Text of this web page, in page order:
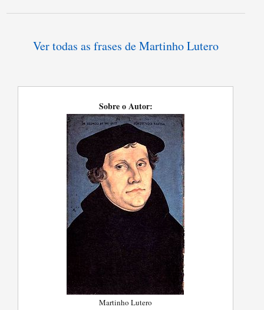
Ver todas as frases de Martinho Lutero
Sobre o Autor:
Martinho Lutero